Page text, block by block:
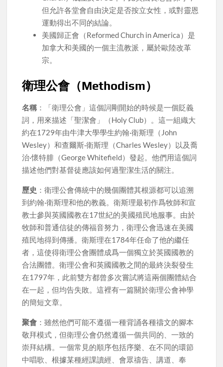
但允許各堂會自由決定是否按立女性，或對靈恩
運動得出不同的結論。
美國歸正會（Reformed Church in America）是
加拿大和美國的一個主流教派，屬於歐陸改革
宗。
衛理公會（Methodism）
名稱 ：「衛理公會」這個詞剛開始的時候是一個貶義
詞，用來描述「聖潔會」（Holy Club）。這一組織大
約在1729年由牛津大學學生約翰·衛斯理（John
Wesley）和查爾斯·衛斯理（Charles Wesley）以及喬
治·懷特腓（George Whitefield）發起。他們用這個詞
描述他們對基督徒應該如何過聖潔生活的關注。
歷史 ：衛理公會傳統中的幾個團體其根源都可以追溯
到約翰·衛斯理和他的教義。衛斯理最初作爲牧師和宣
教士參與英國國教在17世紀的美國殖民地服事。由於
牧師和普通信徒的傳福音努力，衛理公會迅速在美國
殖民地得到傳播。衛斯理在1784年任命了他的繼任
者，這使得衛理公會團體成爲一個獨立於英國國教的
合法團體。衛理公會和英國國教之間的最終決裂發生
在1797年，此前雙方都曾多次嘗試將這兩個團體結合
在一起，但均告失敗。這裡有一篇關於衛理公會神學
的簡短文章。
聚會 ：雖然他們可能不遵循一種背誦各種禱文的腳本
敬拜模式，但衛理公會仍然遵循一個共同的、一致的
崇拜結構。一個常見的順序包括序樂、在不同的環節
中唱歌、根據某種經課讀經、會眾禱告、講道、奉